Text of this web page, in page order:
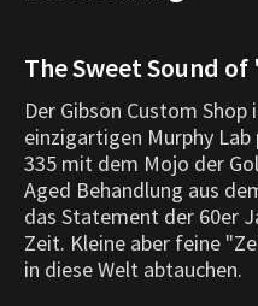
The Sweet Sound of
Der Gibson Custom
einzigartigen Murphy Lab
335 mit dem Mojo der
Aged Behandlung aus
das Statement der 60er
Zeit. Kleine aber feine
in diese Welt abtauchen.